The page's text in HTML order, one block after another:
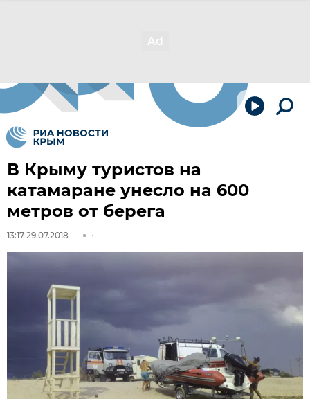
В Крыму туристов на
катамаране унесло на 600
метров от берега
13:17 29.07.2018